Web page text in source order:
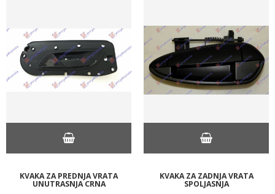
KVAKA ZA PREDNJA VRATA
UNUTRASNJA CRNA
KVAKA ZA ZADNJA VRATA
SPOLJASNJA